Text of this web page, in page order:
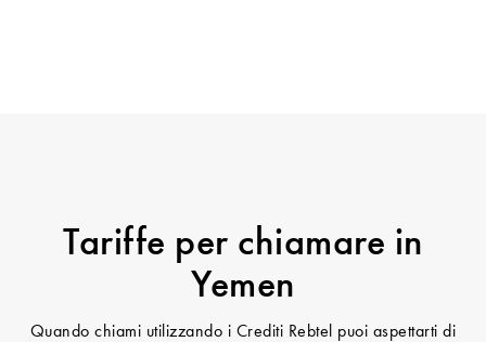
Tariffe per chiamare in
Yemen
Quando chiami utilizzando i Crediti Rebtel puoi aspettarti di